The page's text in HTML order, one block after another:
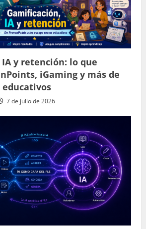
y retención: lo que
iGaming y más de
educativos
7 de julio de 2026